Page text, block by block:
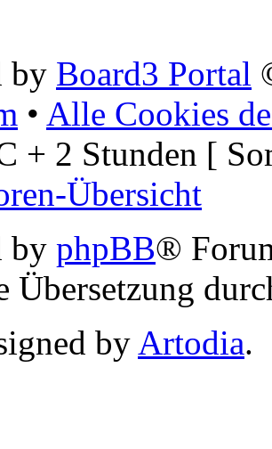
by Board3 Portal
• Alle Cookies
+ 2 Stunden [
Übersicht
by phpBB®
Übersetzung
by Artodia.